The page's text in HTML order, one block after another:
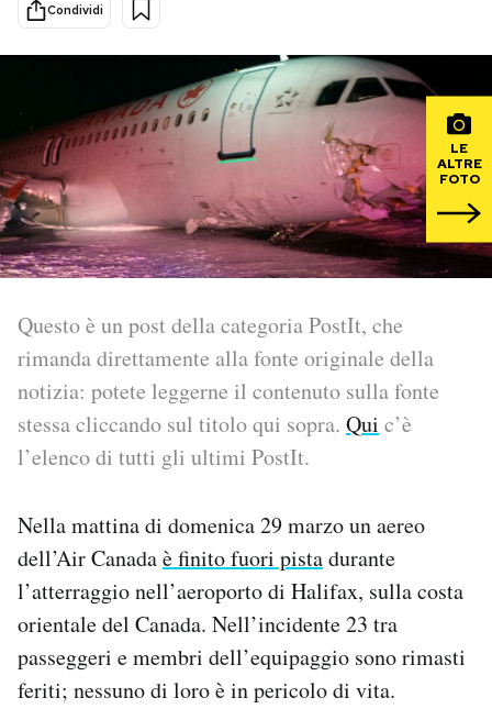
NEWSLETTER
I MIEI PREFERITI
SHOP
CALENDARIO
AREA PERSONALE
Area Personale
Notifiche mobile
Regala il Post
Hai bisogno di aiuto?
Esci
Condividi
LE
ALTRE
FOTO
Questo è un post della categoria PostIt, che
rimanda direttamente alla fonte originale della
notizia: potete leggerne il contenuto sulla fonte
stessa cliccando sul titolo qui sopra. Qui c’è
l’elenco di tutti gli ultimi PostIt.
Nella mattina di domenica 29 marzo un aereo
dell’Air Canadaè finito fuori pistadurante
l’atterraggio nell’aeroporto di Halifax, sulla costa
orientale del Canada. Nell’incidente 23 tra
passeggeri e membri dell’equipaggio sono rimasti
feriti; nessuno di loro è in pericolo di vita.